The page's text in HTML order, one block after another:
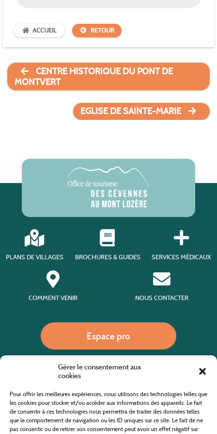
Gérer le consentement aux
cookies
Pour offrir les meilleures expériences, nous utilisons des technologies telles que
les cookies pour stocker et/ou accéder aux informations des appareils. Le fait
de consentir à ces technologies nous permettra de traiter des données telles
que le comportement de navigation ou les ID uniques sur ce site. Le fait de ne
pas consentir ou de retirer son consentement peut avoir un effet négatif sur
ACCUEIL RETOUR
CENTRE HISTORIQUE DU PONT DE
MONTVERT
EGLISE DE SAINTE-MARIE
PLANS DE VILLAGES BROCHURES & GUIDES SERVICES MÉDICAUX
COMMENT VENIR NOUS CONTACTER
Espace pro
Site internet cofinancé par le fonds européen agricole pour le développement rural
L'Europe investit dans les zones rurales